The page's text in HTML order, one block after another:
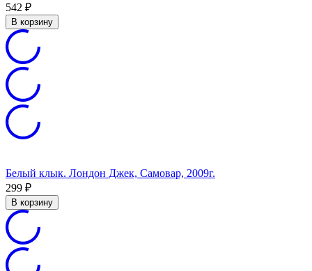
542 ₽
В корзину
Белый клык. Лондон Джек, Самовар, 2009г.
299 ₽
В корзину